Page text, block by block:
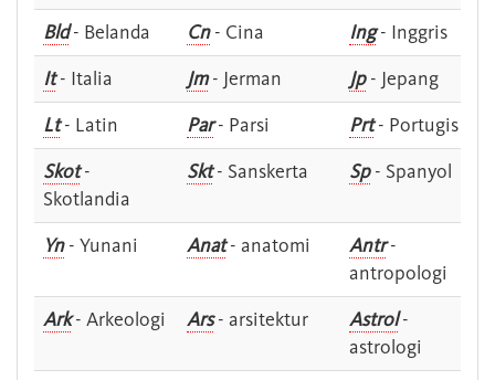
Bld- Belanda Cn- Cina Ing- Inggris
It- Italia Jm- Jerman Jp- Jepang
Lt- Latin Par- Parsi Prt- Portugis
Skot-
Skotlandia
Skt- Sanskerta Sp- Spanyol
Yn- Yunani Anat- anatomi Antr-
antropologi
Ark- Arkeologi Ars- arsitektur Astrol-
astrologi